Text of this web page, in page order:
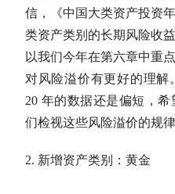
信，《中国 大类资产投资
类资产类别的长期风险收
以我们今年在第六章中重
对风险溢价有更好的理解
20 年的数据还是偏短，
们检视这些风险溢价的规律
新增资产类别：黄金